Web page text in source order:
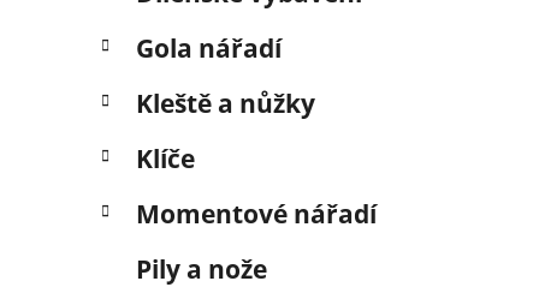
p
n
l
Gola nářadí
Kleště a nůžky
Klíče
Momentové nářadí
Pily a nože